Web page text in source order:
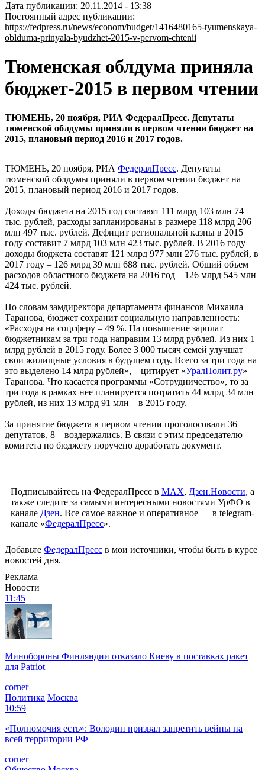
Дата публикации: 20.11.2014 - 13:38
Постоянный адрес публикации:
https://fedpress.ru/news/econom/budget/1416480165-tyumenskaya-
oblduma-prinyala-byudzhet-2015-v-pervom-chtenii
Тюменская облдума приняла
бюджет-2015 в первом чтении
ТЮМЕНЬ, 20 ноября, РИА ФедералПресс. Депутаты
тюменской облдумы приняли в первом чтении бюджет на
2015, плановый период 2016 и 2017 годов.
ТЮМЕНЬ, 20 ноября, РИА ФедералПресс. Депутаты
тюменской облдумы приняли в первом чтении бюджет на
2015, плановый период 2016 и 2017 годов.
Доходы бюджета на 2015 год составят 111 млрд 103 млн 74
тыс. рублей, расходы запланированы в размере 118 млрд 206
млн 497 тыс. рублей. Дефицит региональной казны в 2015
году составит 7 млрд 103 млн 423 тыс. рублей. В 2016 году
доходы бюджета составят 121 млрд 977 млн 276 тыс. рублей, в
2017 году – 126 млрд 39 млн 688 тыс. рублей. Общий объем
расходов областного бюджета на 2016 год – 126 млрд 545 млн
424 тыс. рублей.
По словам замдиректора департамента финансов Михаила
Таранова, бюджет сохранит социальную направленность:
«Расходы на соцсферу – 49 %. На повышение зарплат
бюджетникам за три года направим 13 млрд рублей. Из них 1
млрд рублей в 2015 году. Более 3 000 тысяч семей улучшат
свои жилищные условия в будущем году. Всего за три года на
это выделено 14 млрд рублей», – цитирует «УралПолит.ру»
Таранова. Что касается программы «Сотрудничество», то за
три года в рамках нее планируется потратить 44 млрд 34 млн
рублей, из них 13 млрд 91 млн – в 2015 году.
За принятие бюджета в первом чтении проголосовали 36
депутатов, 8 – воздержались. В связи с этим председателю
комитета по бюджету поручено доработать документ.
Подписывайтесь на ФедералПресс в МАХ, Дзен.Новости, а
также следите за самыми интересными новостями УрФО в
канале Дзен. Все самое важное и оперативное — в telegram-
канале «ФедералПресс».
Добавьте ФедералПресс в мои источники, чтобы быть в курсе
новостей дня.
Реклама
Новости
11:45
Минобороны Финляндии отказало Киеву в поставках ракет
для Patriot
corner
Политика Москва
10:59
«Полномочия есть»: Володин призвал запретить вейпы на
всей территории РФ
corner